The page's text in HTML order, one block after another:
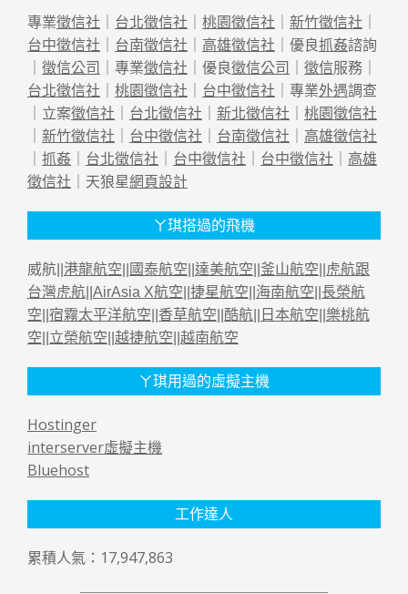
專業徵信社 台北徵信社 桃園徵信社 新竹徵信社
台中徵信社
台南徵信社 高雄徵信社 ｜優良抓姦諮詢
徵信公司 ｜專業徵信社 ｜優良徵信公司 徵信服務｜
台北徵信社
桃園徵信社 台中徵信社 ｜專業外遇調查
｜立案徵信社 台北徵信社 新北徵信社
桃園徵信社
新竹徵信社 台中徵信社 台南徵信社
高雄徵信社
抓姦 台北徵信社 台中徵信社 台中徵信社
高雄
徵信社 ｜天狼星網頁設計
ㄚ琪搭過的飛機
威航|| 港龍航空 國泰航空 達美航空 釜山航空
虎航跟
台灣虎航 AirAsia X航空 捷星航空 海南航空 長榮航
空 宿霧太平洋航空 香草航空 酷航 日本航空 樂桃航
空 立榮航空 越捷航空 越南航空
ㄚ琪用過的虛擬主機
Hostinger
interserver虛擬主機
Bluehost
工作達人
累積人氣：17,947,863